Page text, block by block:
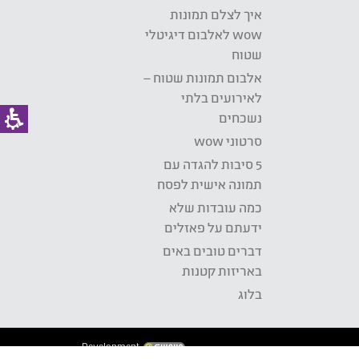
איך לצלם תמונות
wow לאלבום דיגיטלי
שטוח
אלבום תמונות שטוח –
לאירועים בלתי
נשכחים
סרטוני wow
5 סיבות להגדה עם
תמונה אישית לפסח
כמה עובדות שלא
ידעתם על פאזלים
דברים טובים באים
באריזות קטנות
בלוג
Development: